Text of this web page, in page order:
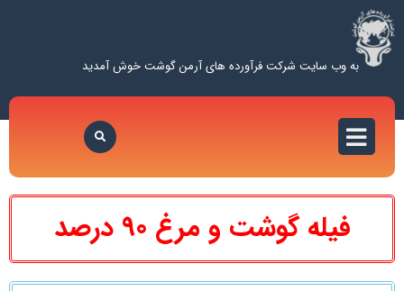
به وب سایت شرکت فرآورده های آرمن گوشت خوش آمدید
فیله گوشت و مرغ 90 درصد